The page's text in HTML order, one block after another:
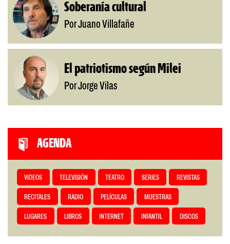
Soberanía cultural
Por Juano Villafañe
El patriotismo según Milei
Por Jorge Vilas
AGENDA
VIDEOS TELEVISIÓN TEATRO SERIES REVISTAS
RECITALES RADIO PELÍCULAS MUESTRAS
LUGARES LIBROS INTERNET INFANTIL DISCOS